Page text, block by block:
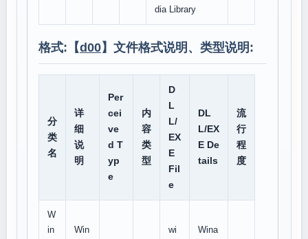
dia Library
格式:【d00】文件格式说明、类型说明:
分
类
名
详
细
说
明
Per
cei
ve
d T
yp
e
内
容
类
型
D
L
L/
EX
E
Fil
e
DL
L/EX
E De
tails
流
行
程
度
W
in
Win
wi
Wina